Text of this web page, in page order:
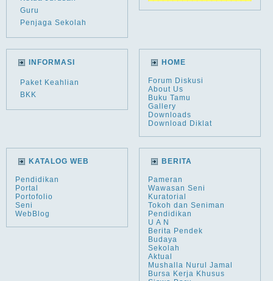
Guru
Penjaga Sekolah
INFORMASI
Paket Keahlian
BKK
HOME
Forum Diskusi
About Us
Buku Tamu
Gallery
Downloads
Download Diklat
KATALOG WEB
Pendidikan
Portal
Portofolio
Seni
WebBlog
BERITA
Pameran
Wawasan Seni
Kuratorial
Tokoh dan Seniman
Pendidikan
U A N
Berita Pendek
Budaya
Sekolah
Aktual
Mushalla Nurul Jamal
Bursa Kerja Khusus